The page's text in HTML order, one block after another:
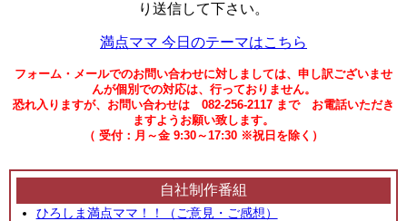
り送信して下さい。
満点ママ 今日のテーマはこちら
フォーム・メールでのお問い合わせに対しましては、申し訳ございませ
んが個別での対応は、行っておりません。
恐れ入りますが、お問い合わせは 082-256-2117 まで お電話いただき
ますようお願い致します。
（ 受付：月～金 9:30～17:30 ※祝日を除く）
自社制作番組
ひろしま満点ママ！！（ご意見・ご感想）